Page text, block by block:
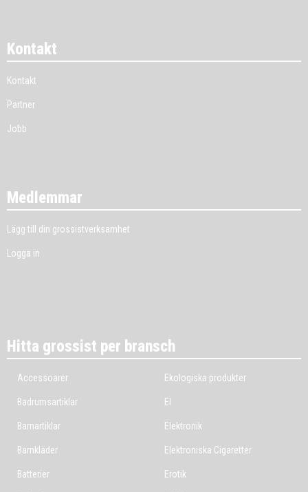
Kontakt
Kontakt
Partner
Jobb
Medlemmar
Lägg till din grossistverksamhet
Logga in
Hitta grossist per bransch
Accessoarer
Badrumsartiklar
Barnartiklar
Barnkläder
Batterier
Ekologiska produkter
El
Elektronik
Elektroniska Cigaretter
Erotik